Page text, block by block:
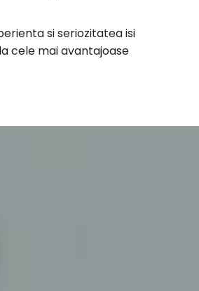
si seriozitatea isi
cele mai avantajoase